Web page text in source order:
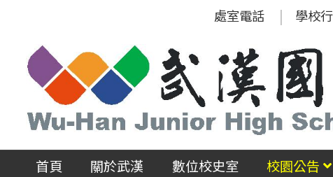
區
處室電話 學校
首頁 關於武漢 數位校史室 校園公告